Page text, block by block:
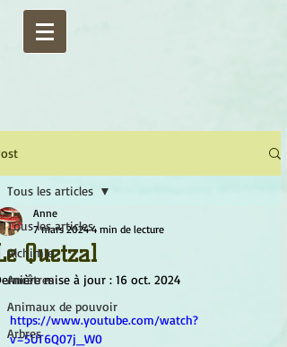
Tous les articles
Alchimie
Ancêtres
Animaux de pouvoir
Arbres
Tous les articles
Quetzal
Anne
7 mars 2024 4 min de lecture
mise à jour : 16 oct. 2024
https://www.youtube.com/watch?
v=5UT6Q07j_W0